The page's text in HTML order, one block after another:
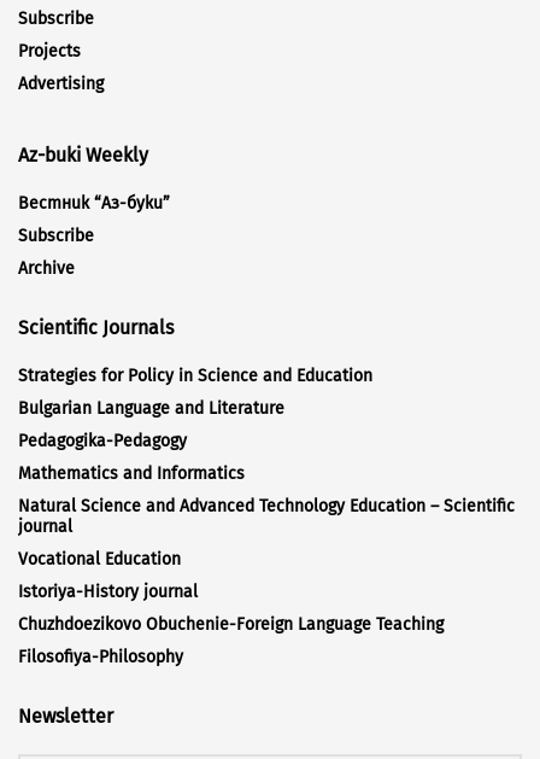
Subscribe
Projects
Advertising
Az-buki Weekly
Вестник “Аз-буки”
Subscribe
Archive
Scientific Journals
Strategies for Policy in Science and Education
Bulgarian Language and Literature
Pedagogika-Pedagogy
Mathematics and Informatics
Natural Science and Advanced Technology Education – Scientific
journal
Vocational Education
Istoriya-History journal
Chuzhdoezikovo Obuchenie-Foreign Language Teaching
Filosofiya-Philosophy
Newsletter